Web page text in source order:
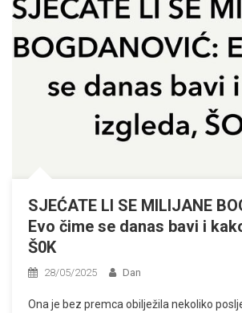
SJEĆATE LI SE MILIJANE
Evo čime se danas bavi i
Š0K
28/05/2025 Dan
Ona je bez premca obilježila nekoliko